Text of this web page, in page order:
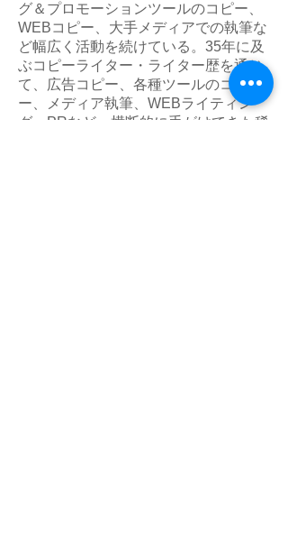
グ＆プロモーションツールのコピー、
WEBコピー、大手メディアでの執筆な
ど幅広く活動を続けている。35年に及
ぶコピーライター・ライター歴を通じ
て、広告コピー、各種ツールのコピ
ー、メディア執筆、WEBライティン
グ、PRなど、横断的に手がけてきた稀